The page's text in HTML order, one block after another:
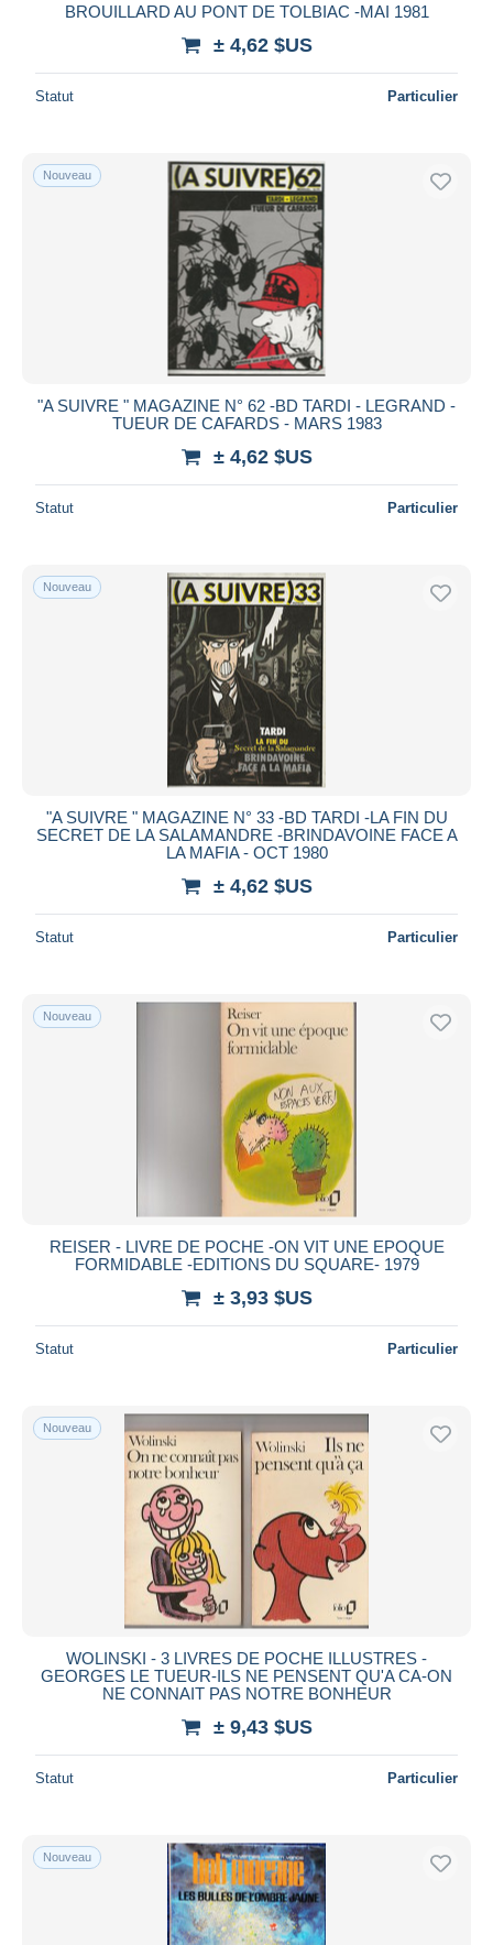
BROUILLARD AU PONT DE TOLBIAC -MAI 1981
± 4,62 $US
Statut Particulier
Nouveau
"A SUIVRE " MAGAZINE N° 62 -BD TARDI - LEGRAND -
TUEUR DE CAFARDS - MARS 1983
± 4,62 $US
Statut Particulier
Nouveau
"A SUIVRE " MAGAZINE N° 33 -BD TARDI -LA FIN DU
SECRET DE LA SALAMANDRE -BRINDAVOINE FACE A
LA MAFIA - OCT 1980
± 4,62 $US
Statut Particulier
Nouveau
REISER - LIVRE DE POCHE -ON VIT UNE EPOQUE
FORMIDABLE -EDITIONS DU SQUARE- 1979
± 3,93 $US
Statut Particulier
Nouveau
WOLINSKI - 3 LIVRES DE POCHE ILLUSTRES -
GEORGES LE TUEUR-ILS NE PENSENT QU'A CA-ON
NE CONNAIT PAS NOTRE BONHEUR
± 9,43 $US
Statut Particulier
Nouveau